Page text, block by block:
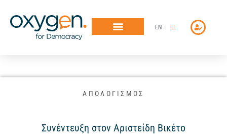
στο
περιεχόμενο
EN EL
ΑΠΟΛΟΓΙΣΜΟΣ
Συνέντευξη στον Αριστείδη Βικέτο